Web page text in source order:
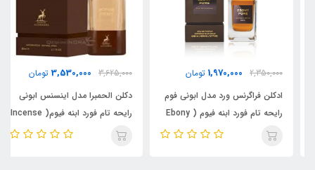
2,350,000
1,970,000 تومان
ادکلن فراگرنس ورد مدل ابونی فوم
رایحه تام فورد ابنه فیوم ( Ebony
Fume) Tom Ford Ébène Fumé
3,625,000
3,530,000 تومان
دکلن الحمبرا مدل اینسنس ابونی
رایحه تام فورد ابنه فیوم( Incense
Ebony ) Tom Ford Ébène